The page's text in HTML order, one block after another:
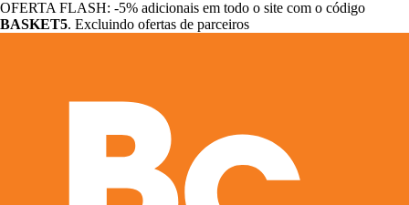
OFERTA FLASH: -5% adicionais em todo o site com o código
BASKET5. Excluindo ofertas de parceiros